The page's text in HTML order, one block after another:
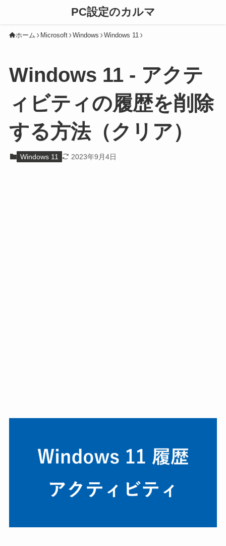
PC設定のカルマ
ホーム Microsoft Windows Windows 11
Windows 11 - アクテ
ィビティの履歴を削除
する方法（クリア）
Windows 11 2023年9月4日